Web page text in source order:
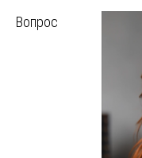
Вопрос